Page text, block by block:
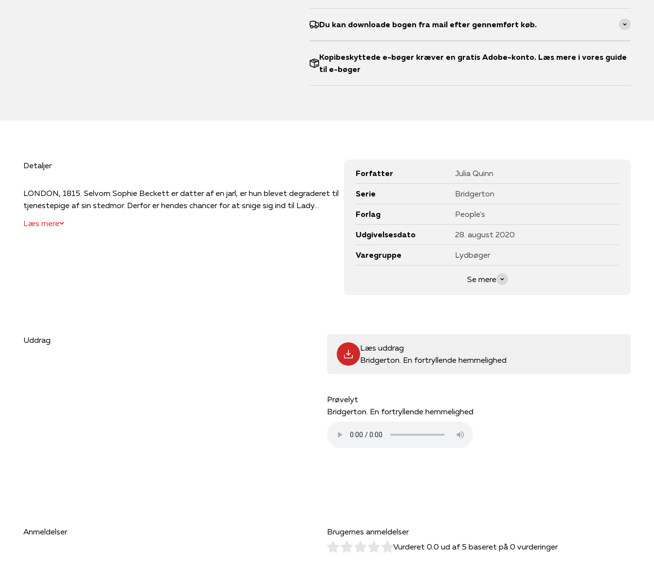
Du kan downloade bogen fra mail efter gennemført køb.
Kopibeskyttede e-bøger kræver en gratis Adobe-konto. Læs mere i vores guide
til e-bøger
Detaljer
LONDON, 1815. Selvom Sophie Beckett er datter af en jarl, er hun blevet degraderet til
tjenestepige af sin stedmor. Derfor er hendes chancer for at snige sig ind til Lady...
Læs mere
Forfatter Julia Quinn
Serie Bridgerton
Forlag People's
Udgivelsesdato 28. august 2020
Varegruppe Lydbøger
Se mere
Uddrag
Læs uddrag
Bridgerton. En fortryllende hemmelighed
Prøvelyt
Bridgerton. En fortryllende hemmelighed
Anmeldelser
Brugernes anmeldelser
Vurderet 0.0 ud af 5 baseret på 0 vurderinger